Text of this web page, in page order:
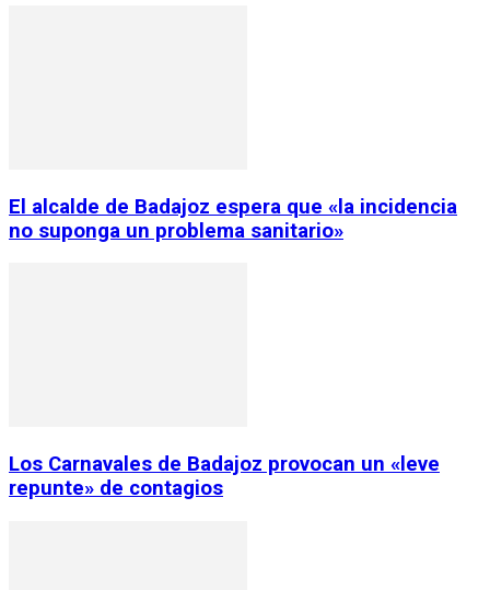
El alcalde de Badajoz espera que «la incidencia
no suponga un problema sanitario»
Los Carnavales de Badajoz provocan un «leve
repunte» de contagios